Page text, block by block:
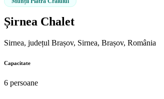
Șirnea Chalet
Sirnea, județul Brașov, Sirnea, Brașov, România
Capacitate
6 persoane